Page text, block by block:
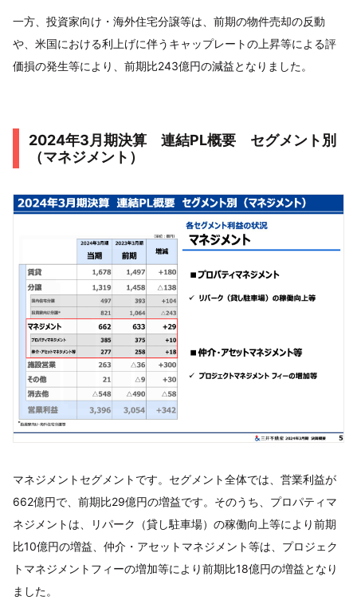
一方、投資家向け・海外住宅分譲等は、前期の物件売却の反動
や、米国における利上げに伴うキャップレートの上昇等による評
価損の発生等により、前期比243億円の減益となりました。
2024年3月期決算 連結PL概要 セグメント別
（マネジメント）
マネジメントセグメントです。セグメント全体では、営業利益が
662億円で、前期比29億円の増益です。そのうち、プロパティマ
ネジメントは、リパーク（貸し駐車場）の稼働向上等により前期
比10億円の増益、仲介・アセットマネジメント等は、プロジェク
トマネジメントフィーの増加等により前期比18億円の増益となり
ました。